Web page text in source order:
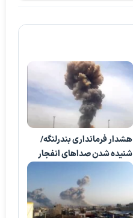
هشدار فرمانداری بندرلنگه/
شنیده شدن صداهای انفجار